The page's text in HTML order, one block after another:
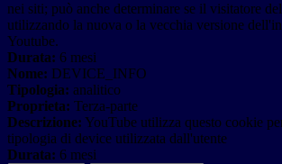
nei siti; può anche determinare se il visitatore
utilizzando la nuova o la vecchia versione
Youtube.
Durata: 6 mesi
Nome: DEVICE_INFO
Tipologia: analitico
Proprieta: Terza-parte
Descrizione: YouTube utilizza questo cookie
tipologia di device utilizzata dall'utente
Durata: 6 mesi